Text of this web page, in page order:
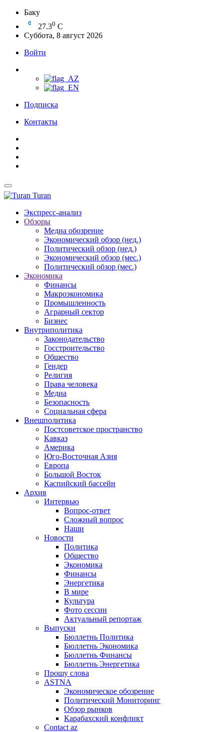
Баку
27.30 C
Суббота, 8 август 2026
Войти
Подписка
Контакты
Turan
Экспресс-анализ
Обзоры
Медиа обозрение
Экономический обзор (нед.)
Политический обзор (нед.)
Экономический обзор (мес.)
Политический обзор (мес.)
Экономика
Финансы
Макроэкономика
Промышленность
Аграрный сектор
Бизнес
Внутриполитика
Законодательство
Госстроительство
Общество
Гендер
Религия
Права человека
Медиа
Безопасность
Социальная сфера
Внешполитика
Постсоветское пространство
Кавказ
Америка
Юго-Восточная Азия
Европа
Большой Восток
Каспийский бассейн
Архив
Интервью
Вопрос-ответ
Сложный вопрос
Наши
Новости
Политика
Общество
Экономика
Финансы
Энергетика
В мире
Культура
Фото сессии
Актуальный репортаж
Выпуски
Бюллетнь Политика
Бюллетнь Экономика
Бюллетнь Финансы
Бюллетнь Энергетика
Прошу слова
ASTNA
Экономическое обозрение
Политический Мониторинг
Обзор рынков
Карабахский конфликт
Contact az